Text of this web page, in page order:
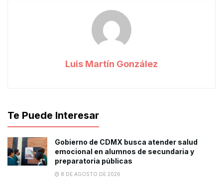
Luis Martín González
Te Puede Interesar
Gobierno de CDMX busca atender salud
emocional en alumnos de secundaria y
preparatoria públicas
8 DE AGOSTO DE 2026